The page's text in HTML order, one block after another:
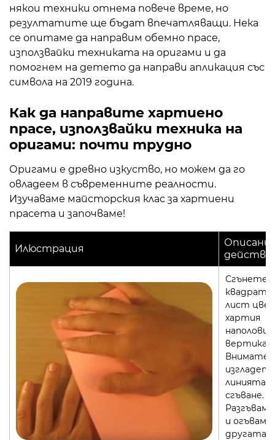
някои техники отнема повече време, но
резултатите ще бъдат впечатляващи. Нека
се опитаме да направим обемно прасе,
използвайки техниката на оригами и да
помогнем на детето да направи апликация със
символа на 2019 година.
Как да направите хартиено
прасе, използвайки техника на
оригами: почти трудно
Оригами е древно изкуство, но можем да го
овладеем в съвременните реалности.
Изучаваме майсторския клас за хартиени
прасета и започваме!
Илюстрация
Сгънете
лист
хартия
линията
сгъване.
и огъваме
другата